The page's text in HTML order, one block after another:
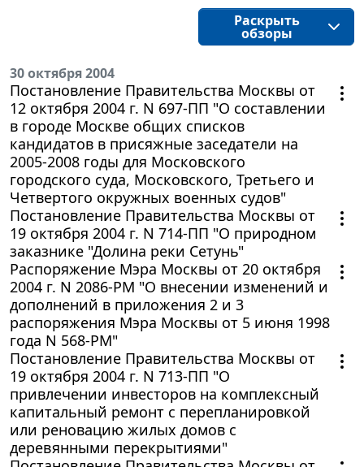
Раскрыть
обзоры
30 октября 2004
Постановление Правительства Москвы от
12 октября 2004 г. N 697-ПП "О составлении
в городе Москве общих списков
кандидатов в присяжные заседатели на
2005-2008 годы для Московского
городского суда, Московского, Третьего и
Четвертого окружных военных судов"
Постановление Правительства Москвы от
19 октября 2004 г. N 714-ПП "О природном
заказнике "Долина реки Сетунь"
Распоряжение Мэра Москвы от 20 октября
2004 г. N 2086-РМ "О внесении изменений и
дополнений в приложения 2 и 3
распоряжения Мэра Москвы от 5 июня 1998
года N 568-РМ"
Постановление Правительства Москвы от
19 октября 2004 г. N 713-ПП "О
привлечении инвесторов на комплексный
капитальный ремонт с перепланировкой
или реновацию жилых домов с
деревянными перекрытиями"